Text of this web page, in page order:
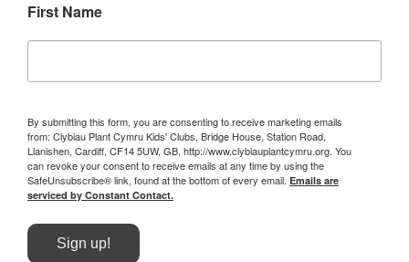
First Name
By submitting this form, you are consenting to receive marketing emails
from: Clybiau Plant Cymru Kids' Clubs, Bridge House, Station Road,
Llanishen, Cardiff, CF14 5UW, GB, http://www.clybiauplantcymru.org. You
can revoke your consent to receive emails at any time by using the
SafeUnsubscribe® link, found at the bottom of every email. Emails are
serviced by Constant Contact.
Sign up!